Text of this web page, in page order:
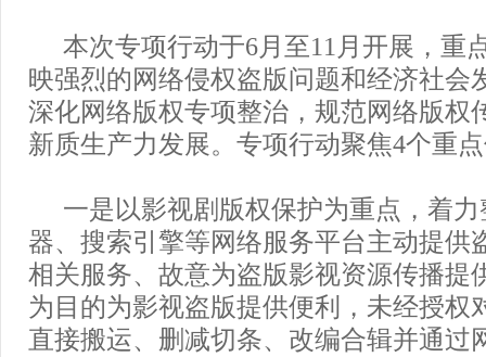
本次专项行动于6月至11月开展，重
映强烈的网络侵权盗版问题和经济社会
深化网络版权专项整治，规范网络版权
新质生产力发展。专项行动聚焦4个重
一是以影视剧版权保护为重点，着
器、搜索引擎等网络服务平台主动提供
相关服务、故意为盗版影视资源传播提
为目的为影视盗版提供便利，未经授权
直接搬运、删减切条、改编合辑并通过